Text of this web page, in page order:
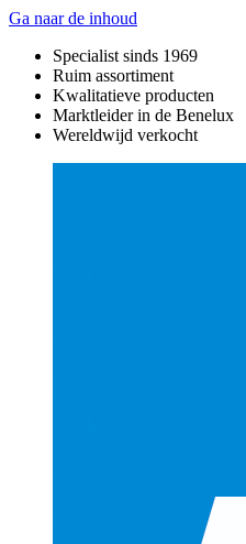
Ga naar de inhoud
Specialist sinds 1969
Ruim assortiment
Kwalitatieve producten
Marktleider in de Benelux
Wereldwijd verkocht